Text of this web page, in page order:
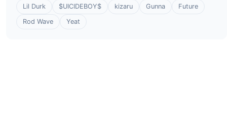
Lil Durk
$UICIDEBOY$ kizaru Gunna
Future
Rod Wave
Yeat